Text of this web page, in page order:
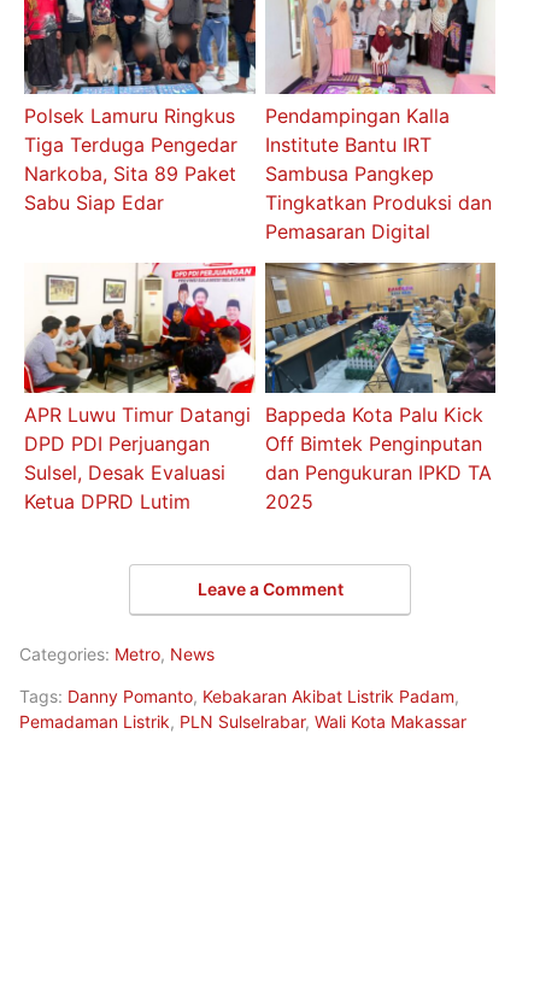
Polsek Lamuru Ringkus
Tiga Terduga Pengedar
Narkoba, Sita 89 Paket
Sabu Siap Edar
Pendampingan Kalla
Institute Bantu IRT
Sambusa Pangkep
Tingkatkan Produksi dan
Pemasaran Digital
APR Luwu Timur Datangi
DPD PDI Perjuangan
Sulsel, Desak Evaluasi
Ketua DPRD Lutim
Bappeda Kota Palu Kick
Off Bimtek Penginputan
dan Pengukuran IPKD TA
2025
Leave a Comment
Categories: Metro, News
Tags: Danny Pomanto, Kebakaran Akibat Listrik Padam,
Pemadaman Listrik, PLN Sulselrabar, Wali Kota Makassar